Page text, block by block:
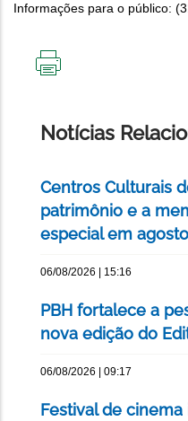
Informações para o público:
Notícias
Centros Culturais
patrimônio e a
especial em agosto
06/08/2026 | 15:16
PBH fortalece a
nova edição do
06/08/2026 | 09:17
Festival de